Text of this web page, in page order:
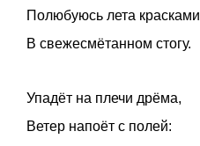
Полюбуюсь лета красками
В свежесмётанном стогу.
Упадёт на плечи дрёма,
Ветер напоёт с полей: